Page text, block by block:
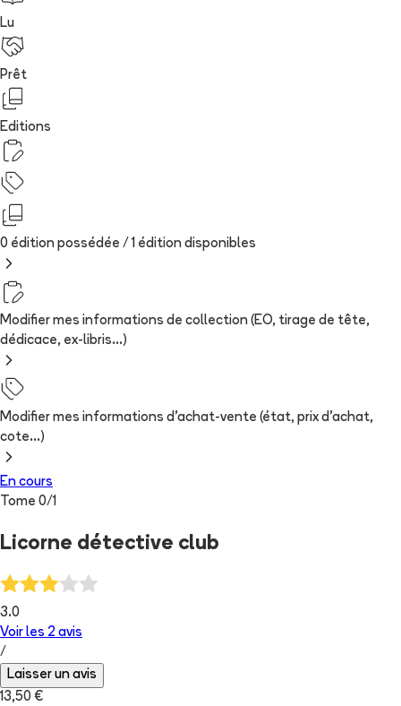
Lu
Prêt
Editions
0 édition possédée / 1 édition disponibles
Modifier mes informations de collection (EO, tirage de tête,
dédicace, ex-libris...)
Modifier mes informations d'achat-vente (état, prix d'achat,
cote...)
En cours
Tome 0/1
Licorne détective club
3.0
Voir les 2 avis
/
Laisser un avis
13,50 €